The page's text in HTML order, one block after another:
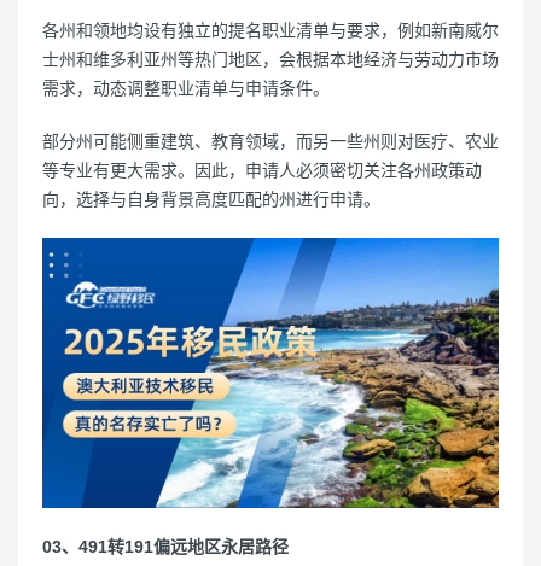
各州和领地均设有独立的提名职业清单与要求，例如新南威尔
士州和维多利亚州等热门地区，会根据本地经济与劳动力市场
需求，动态调整职业清单与申请条件。
部分州可能侧重建筑、教育领域，而另一些州则对医疗、农业
等专业有更大需求。因此，申请人必须密切关注各州政策动
向，选择与自身背景高度匹配的州进行申请。
03、491转191偏远地区永居路径